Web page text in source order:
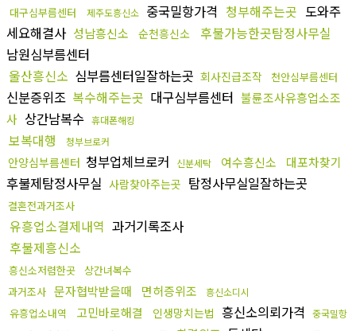
대구심부름센터 제주도흥신소 중국밀항가격 청부해주는곳 도와주
세요해결사 성남흥신소 순천흥신소
후불가능한곳탐정사무실
남원심부름센터
울산흥신소 심부름센터일잘하는곳 회사진급조작 천안심부름센터
신분증위조 복수해주는곳 대구심부름센터 불륜조사유흥업소조
사 상간남복수 휴대폰해킹
보복대행 청부브로커
안양심부름센터 청부업체브로커 신분세탁 여수흥신소 대포차찾기
후불제탐정사무실 사람찾아주는곳 탐정사무실일잘하는곳
결혼전과거조사
유흥업소결제내역 과거기록조사
후불제흥신소
흥신소저렴한곳 상간녀복수
과거조사 문자협박받을때 면허증위조 흥신소디시
유흥업소내역 고민바로해결 인생망치는법 흥신소의뢰가격
중국밀항